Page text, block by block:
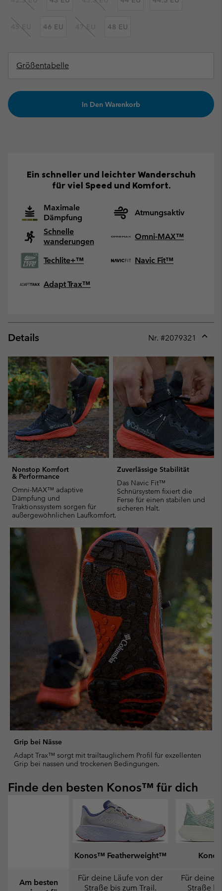
45 EU 46 EU 47 EU 48 EU
Größentabelle
In Den Warenkorb
Ein schneller und leichter Wanderschuh
für viel Speed und Komfort.
Maximale
Dämpfung
Atmungsaktiv
Schnelle
wanderungen
Omni-MAX™
Techlite+™ Navic Fit™
Adapt Trax™
Details Nr. #2079321
or
Nonstop Komfort
& Performance
Omni-MAX™ adaptive
Dämpfung und
Traktionssystem sorgen für
außergewöhnlichen Laufkomfort.
Zuverlässige Stabilität
Das Navic Fit™
Schnürsystem fixiert die
Ferse für einen stabilen und
sicheren Halt.
Grip bei Nässe
Adapt Trax™ sorgt mit trailtauglichem Profil für exzellenten
Grip bei nassen und trockenen Bedingungen.
Finde den besten Konos™ für dich
Konos™ Featherweight™
Am besten
Für deine Läufe von der
Straße bis zum Trail.
Für deine
Straße